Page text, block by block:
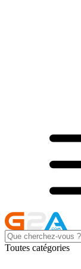
Toutes catégories